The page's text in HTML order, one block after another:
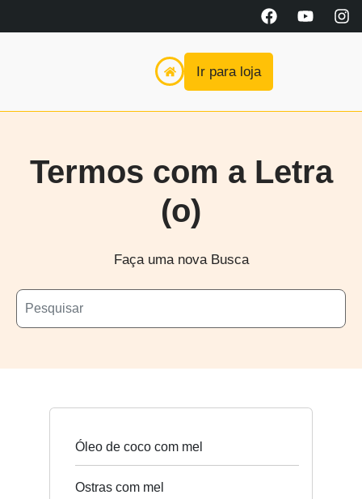
Ir para loja
Termos com a Letra
(o)
Faça uma nova Busca
Óleo de coco com mel
Ostras com mel